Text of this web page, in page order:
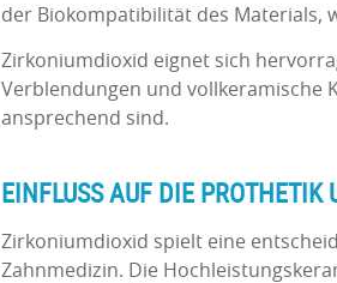
der Biokompatibilität des Materials,
Zirkoniumdioxid eignet sich
Verblendungen und vollkeramische
ansprechend sind.
EINFLUSS AUF DIE
Zirkoniumdioxid spielt eine
Zahnmedizin. Die